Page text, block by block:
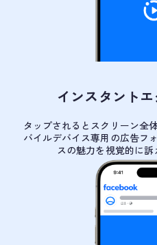
インスタント
タップされるとスクリーン全
バイルデバイス専用の広告フ
スの魅力を視覚的に訴